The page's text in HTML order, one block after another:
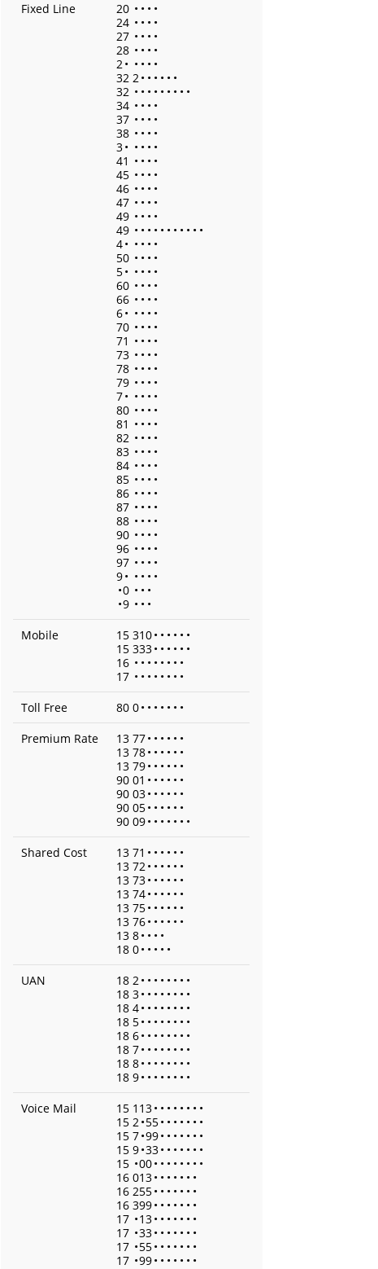
Fixed Line
20 • • • •
24 • • • •
27 • • • •
28 • • • •
2• • • • •
32 2• • • • • •
32 • • • • • • • • •
34 • • • •
37 • • • •
38 • • • •
3• • • • •
41 • • • •
45 • • • •
46 • • • •
47 • • • •
49 • • • •
49 • • • • • • • • • • •
4• • • • •
50 • • • •
5• • • • •
60 • • • •
66 • • • •
6• • • • •
70 • • • •
71 • • • •
73 • • • •
78 • • • •
79 • • • •
7• • • • •
80 • • • •
81 • • • •
82 • • • •
83 • • • •
84 • • • •
85 • • • •
86 • • • •
87 • • • •
88 • • • •
90 • • • •
96 • • • •
97 • • • •
9• • • • •
•0 • • •
•9 • • •
Mobile
15 310• • • • • •
15 333• • • • • •
16 • • • • • • • •
17 • • • • • • • •
Toll Free
80 0• • • • • • •
Premium Rate
13 77• • • • • •
13 78• • • • • •
13 79• • • • • •
90 01 • • • • • •
90 03• • • • • •
90 05• • • • • •
90 09• • • • • • •
Shared Cost
13 71 • • • • • •
13 72• • • • • •
13 73• • • • • •
13 74• • • • • •
13 75• • • • • •
13 76• • • • • •
13 8• • • •
18 0• • • • •
UAN
18 2• • • • • • • •
18 3• • • • • • • •
18 4• • • • • • • •
18 5• • • • • • • •
18 6• • • • • • • •
18 7• • • • • • • •
18 8• • • • • • • •
18 9• • • • • • • •
Voice Mail
15 113• • • • • • • •
15 2•55• • • • • • •
15 7•99• • • • • • •
15 9•33• • • • • • •
15 •00• • • • • • • •
16 013• • • • • • •
16 255• • • • • • •
16 399• • • • • • •
17 •13• • • • • • •
17 •33• • • • • • •
17 •55• • • • • • •
17 •99• • • • • • •